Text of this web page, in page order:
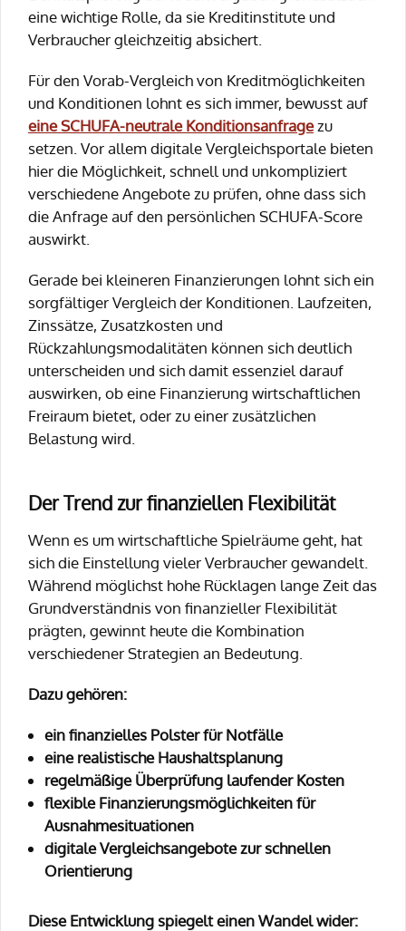
eine wichtige Rolle, da sie Kreditinstitute und
Verbraucher gleichzeitig absichert.
Für den Vorab-Vergleich von Kreditmöglichkeiten
und Konditionen lohnt es sich immer, bewusst auf
eineSCHUFA-neutrale Konditionsanfragezu
setzen. Vor allem digitale Vergleichsportale bieten
hier die Möglichkeit, schnell und unkompliziert
verschiedene Angebote zu prüfen, ohne dass sich
die Anfrage auf den persönlichen SCHUFA-Score
auswirkt.
Gerade bei kleineren Finanzierungen lohnt sich ein
sorgfältiger Vergleich der Konditionen. Laufzeiten,
Zinssätze, Zusatzkosten und
Rückzahlungsmodalitäten können sich deutlich
unterscheiden und sich damit essenziel darauf
auswirken, ob eine Finanzierung wirtschaftlichen
Freiraum bietet, oder zu einer zusätzlichen
Belastung wird.
Der Trend zur finanziellen Flexibilität
Wenn es um wirtschaftliche Spielräume geht, hat
sich die Einstellung vieler Verbraucher gewandelt.
Während möglichst hohe Rücklagen lange Zeit das
Grundverständnis von finanzieller Flexibilität
prägten, gewinnt heute die Kombination
verschiedener Strategien an Bedeutung.
Dazu gehören:
ein finanzielles Polster für Notfälle
eine realistische Haushaltsplanung
regelmäßige Überprüfung laufender Kosten
flexible Finanzierungsmöglichkeiten für
Ausnahmesituationen
digitale Vergleichsangebote zur schnellen
Orientierung
Diese Entwicklung spiegelt einen Wandel wider: